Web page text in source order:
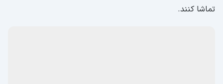
تماشا کنند.